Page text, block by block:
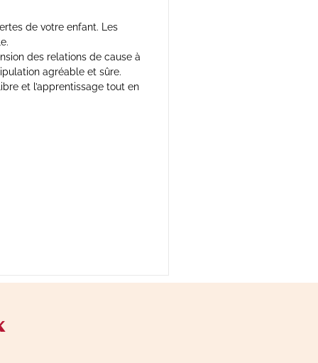
de votre enfant. Les
des relations de cause à
agréable et sûre.
et l’apprentissage tout en